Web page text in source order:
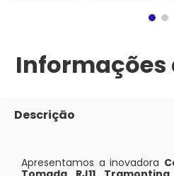
Descrição
Apresentamos a inovadora